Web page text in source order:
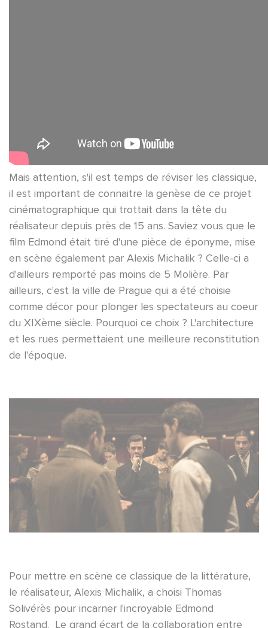
Mais attention, s'il est temps de réviser les classique,
il est important de connaitre la genèse de ce projet
cinématographique qui trottait dans la tête du
réalisateur depuis près de 15 ans. Saviez vous que le
film Edmond était tiré d'une pièce de éponyme, mise
en scène également par Alexis Michalik ? Celle-ci a
d'ailleurs remporté pas moins de 5 Molière. Par
ailleurs, c'est la ville de Prague qui a été choisie
comme décor pour plonger les spectateurs au coeur
du XIXème siècle. Pourquoi ce choix ? L'architecture
et les rues permettaient une meilleure reconstitution
de l'époque.
Pour mettre en scène ce classique de la littérature,
le réalisateur, Alexis Michalik, a choisi Thomas
Solivérès pour incarner l'incroyable Edmond
Rostand. Le grand écart de la collaboration entre